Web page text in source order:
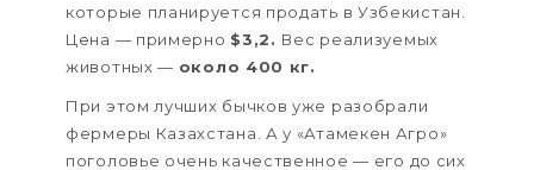
которые планируется продать в Узбекистан.
Цена — примерно $3,2. Вес реализуемых
животных — около 400 кг.
При этом лучших бычков уже разобрали
фермеры Казахстана. А у «Атамекен Агро»
поголовье очень качественное — его до сих